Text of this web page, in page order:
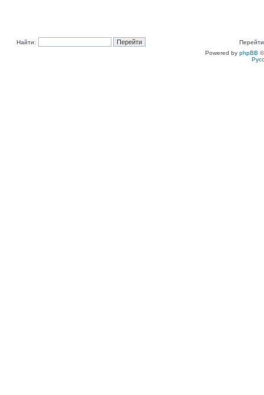
Найти:
Powered by phpBB